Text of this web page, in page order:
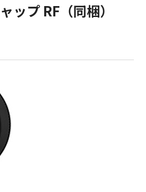
ップ RF（同梱）